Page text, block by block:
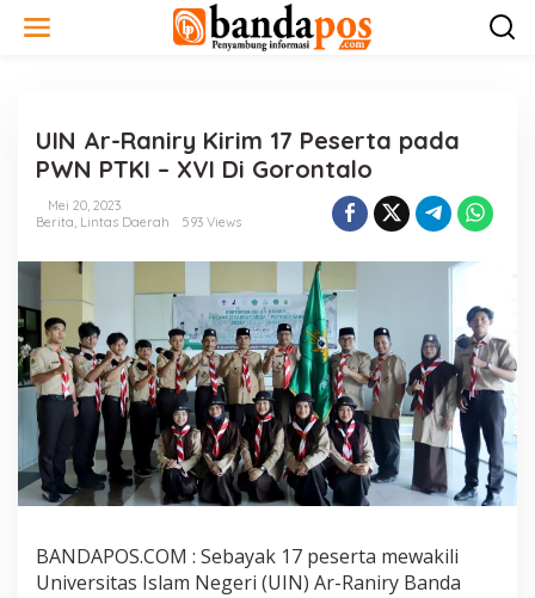
UIN Ar-Raniry Kirim 17 Peserta pada
PWN PTKI – XVI Di Gorontalo
Mei 20, 2023
Berita, Lintas Daerah 593 Views
BANDAPOS.COM : Sebayak 17 peserta mewakili
Universitas Islam Negeri (UIN) Ar-Raniry Banda